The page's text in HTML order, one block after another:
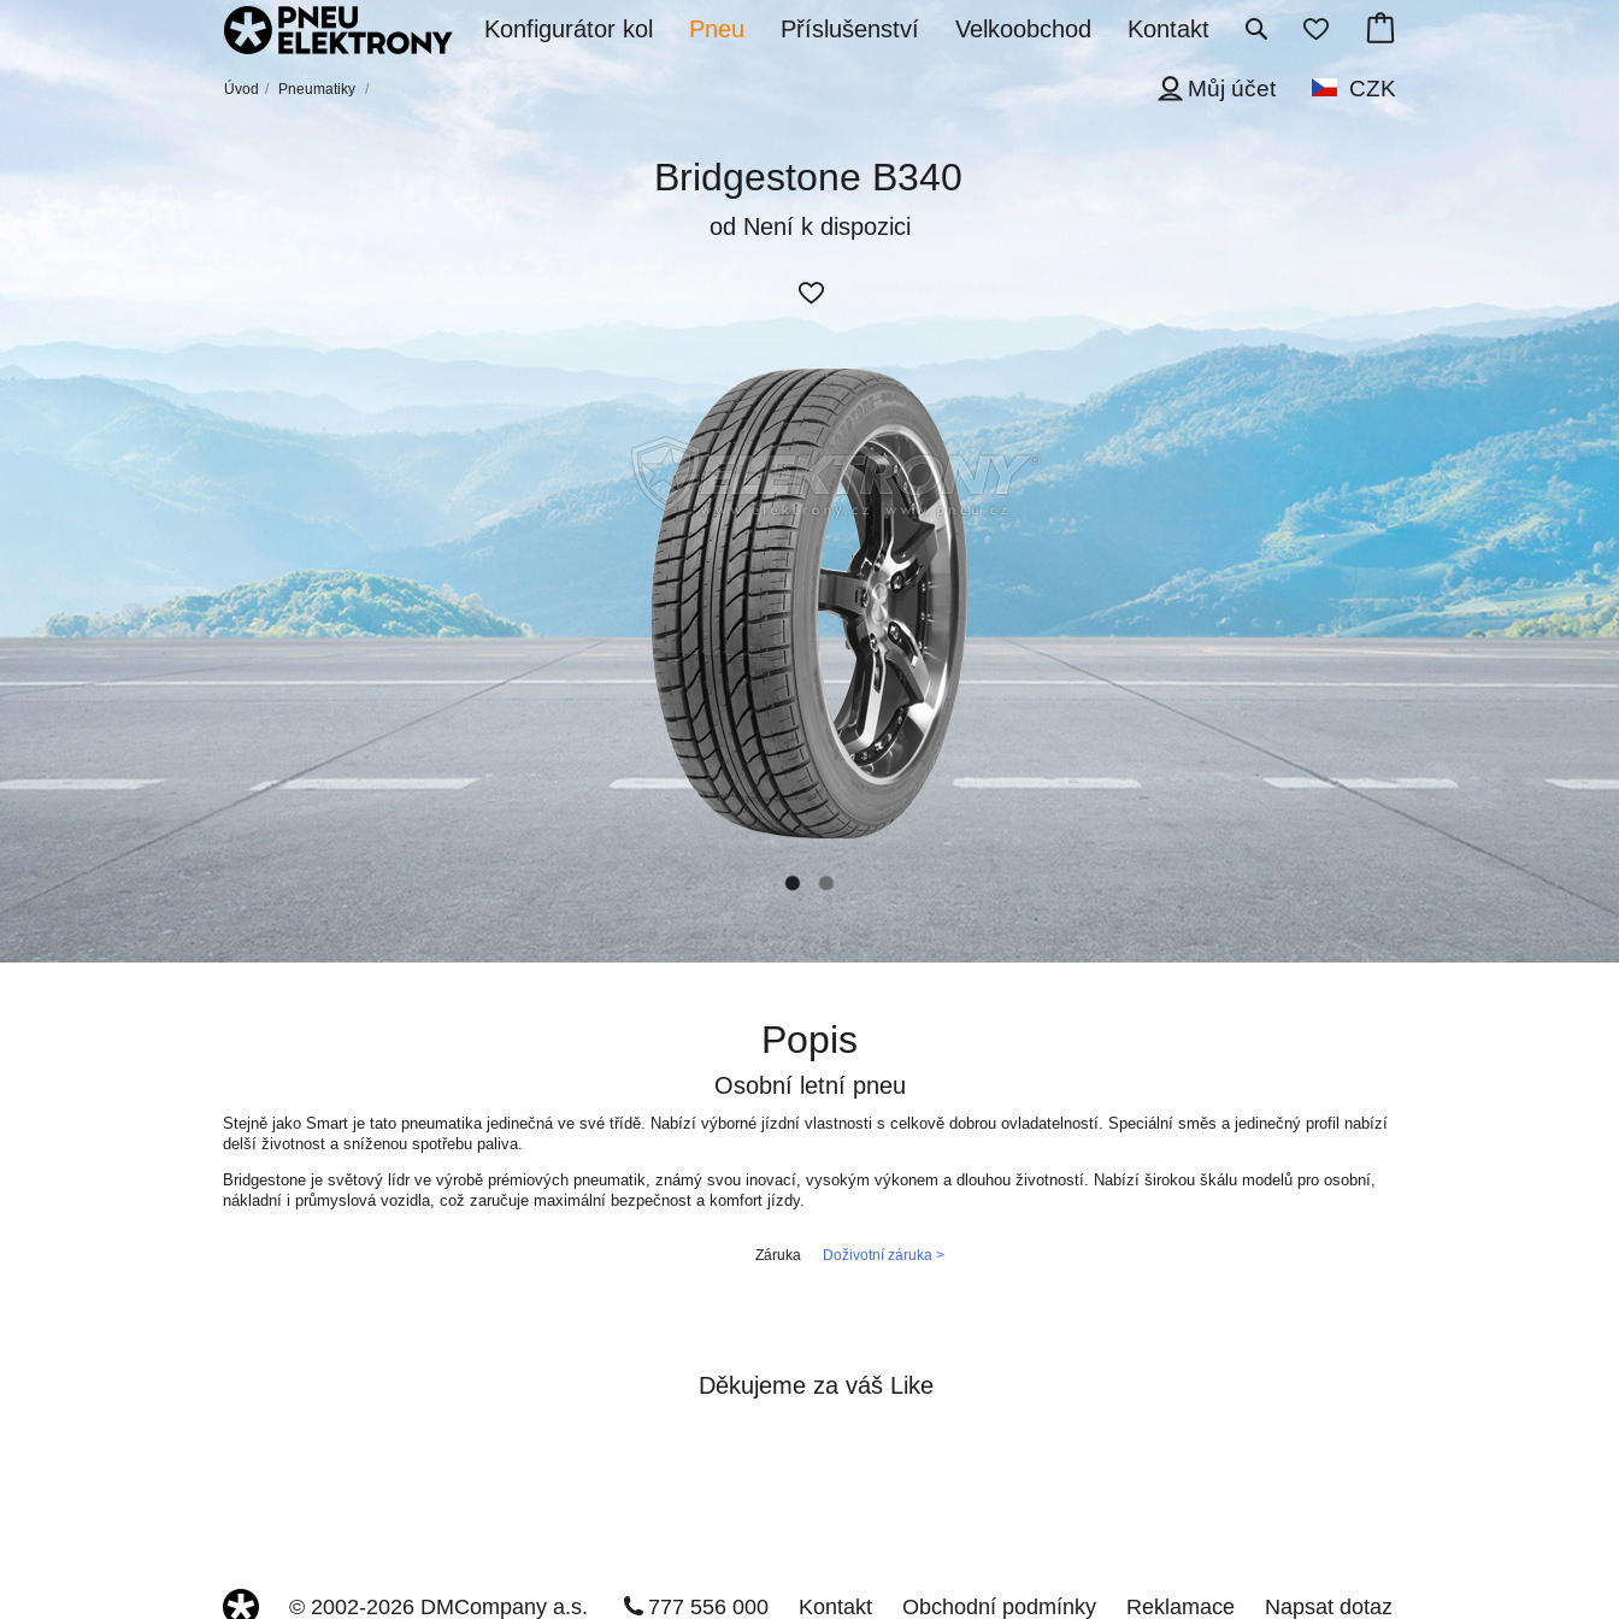
Kontakt
Velkoobchod
Příslušenství
Pneu
Konfigurátor kol
Úvod / Pneumatiky / CZK
Můj účet
Bridgestone B340
od Není k dispozici
Popis
Osobní letní pneu
Stejně jako Smart je tato pneumatika jedinečná ve své třídě. Nabízí výborné jízdní vlastnosti s celkově dobrou ovladatelností. Speciální směs a jedinečný profil nabízí
delší životnost a sníženou spotřebu paliva.
Bridgestone je světový lídr ve výrobě prémiových pneumatik, známý svou inovací, vysokým výkonem a dlouhou životností. Nabízí širokou škálu modelů pro osobní,
nákladní i průmyslová vozidla, což zaručuje maximální bezpečnost a komfort jízdy.
Záruka Doživotní záruka >
Děkujeme za váš Like
© 2002-2026 DMCompany a.s. 777 556 000 Kontakt Obchodní podmínky Reklamace Napsat dotaz